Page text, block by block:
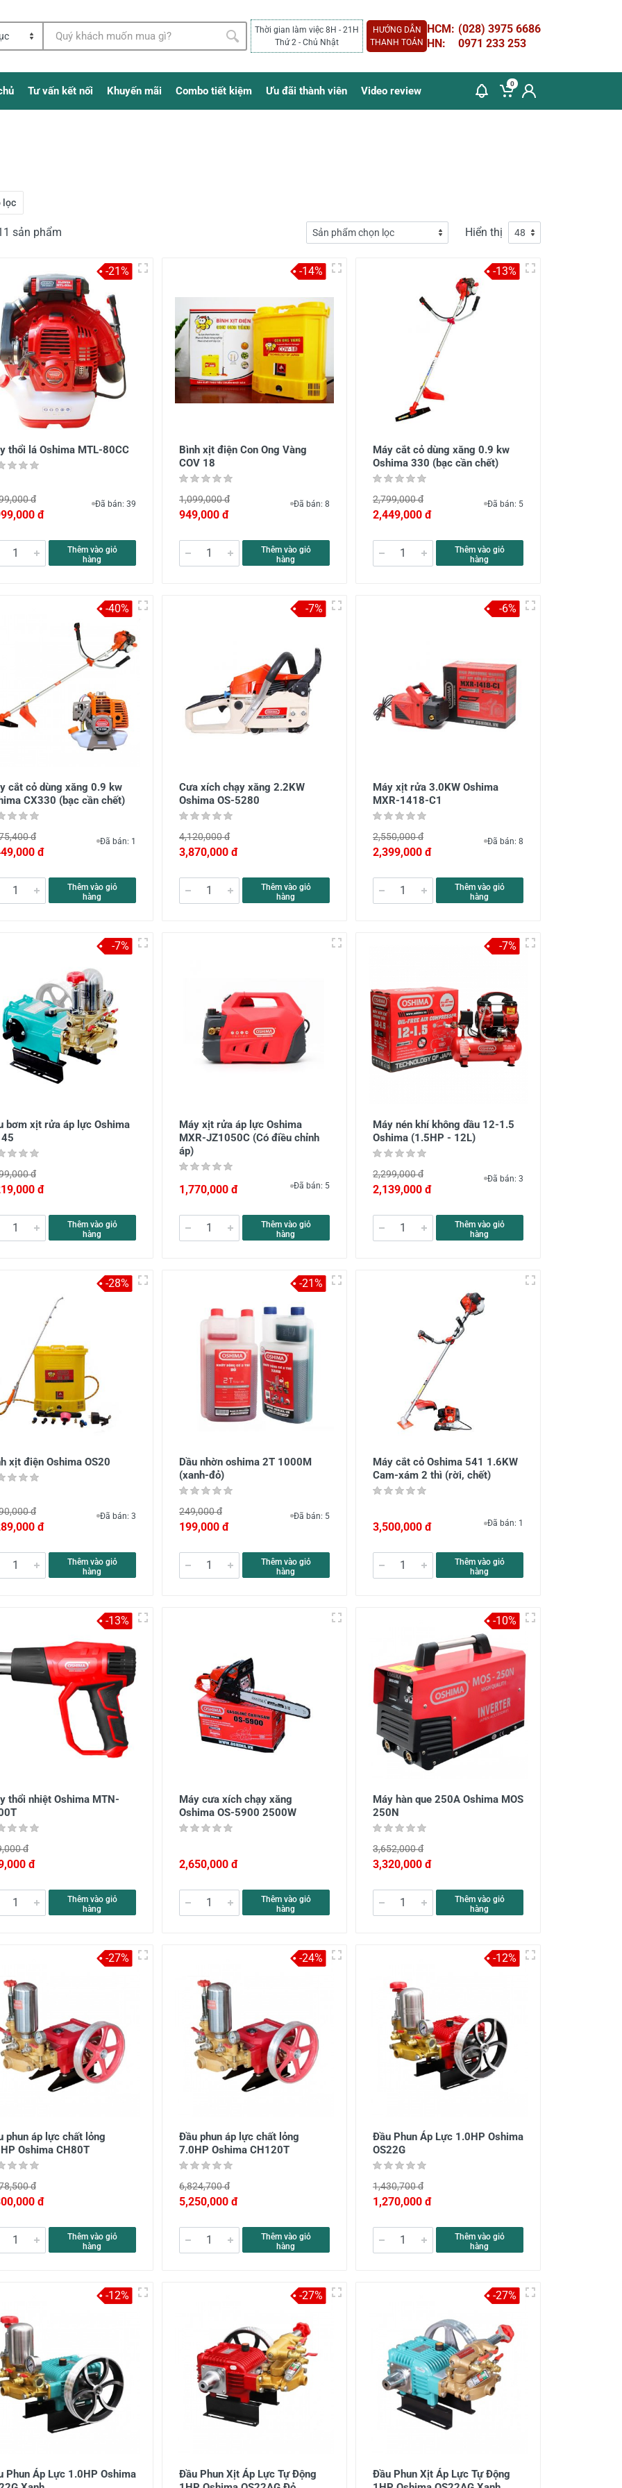
Thời gian làm việc 8H - 21H
Thứ 2 - Chủ Nhật
HƯỚNG DẪN
THANH TOÁN
HCM: (028) 3975 6686
HN:
0971 233 253
Tư vấn kết nối Khuyến mãi Combo tiết kiệm Ưu đãi thành viên Video review
0
lọc
sản phẩm Hiển thị
thổi lá Oshima MTL-80CC
đ
đ
Đã bán: 39
Thêm vào giỏ
hàng
-21%
Bình xịt điện Con Ong Vàng
COV 18
1,099,000 đ
949,000 đ
Đã bán: 8
Thêm vào giỏ
hàng
-14%
Máy cắt cỏ dùng xăng 0.9 kw
Oshima 330 (bạc cần chết)
2,799,000 đ
2,449,000 đ
Đã bán: 5
Thêm vào giỏ
hàng
-13%
cắt cỏ dùng xăng 0.9 kw
CX330 (bạc cần chết)
đ
đ
Đã bán: 1
Thêm vào giỏ
hàng
-40%
Cưa xích chạy xăng 2.2KW
Oshima OS-5280
4,120,000 đ
3,870,000 đ
Thêm vào giỏ
hàng
-7%
Máy xịt rửa 3.0KW Oshima
MXR-1418-C1
2,550,000 đ
2,399,000 đ
Đã bán: 8
Thêm vào giỏ
hàng
-6%
bơm xịt rửa áp lực Oshima
45
đ
đ
Thêm vào giỏ
hàng
-7%
Máy xịt rửa áp lực Oshima
MXR-JZ1050C (Có điều chỉnh
áp)
1,770,000 đ Đã bán: 5
Thêm vào giỏ
hàng
Máy nén khí không dầu 12-1.5
Oshima (1.5HP - 12L)
2,299,000 đ
2,139,000 đ
Đã bán: 3
Thêm vào giỏ
hàng
-7%
xịt điện Oshima OS20
đ
đ
Đã bán: 3
Thêm vào giỏ
hàng
-28%
Dầu nhờn oshima 2T 1000M
(xanh-đỏ)
249,000 đ
199,000 đ
Đã bán: 5
Thêm vào giỏ
hàng
-21%
Máy cắt cỏ Oshima 541 1.6KW
Cam-xám 2 thì (rời, chết)
3,500,000 đ Đã bán: 1
Thêm vào giỏ
hàng
thổi nhiệt Oshima MTN-
đ
đ
Thêm vào giỏ
hàng
-13%
Máy cưa xích chạy xăng
Oshima OS-5900 2500W
2,650,000 đ
Thêm vào giỏ
hàng
Máy hàn que 250A Oshima MOS
250N
3,652,000 đ
3,320,000 đ
Thêm vào giỏ
hàng
-10%
phun áp lực chất lỏng
Oshima CH80T
đ
đ
Thêm vào giỏ
hàng
-27%
Đầu phun áp lực chất lỏng
7.0HP Oshima CH120T
6,824,700 đ
5,250,000 đ
Thêm vào giỏ
hàng
-24%
Đầu Phun Áp Lực 1.0HP Oshima
OS22G
1,430,700 đ
1,270,000 đ
Thêm vào giỏ
hàng
-12%
Phun Áp Lực 1.0HP Oshima
-12%
Đầu Phun Xịt Áp Lực Tự Động
-27%
Đầu Phun Xịt Áp Lực Tự Động
-27%